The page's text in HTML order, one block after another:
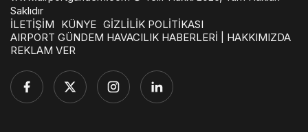
Saklıdır
İLETİŞİM
KÜNYE GİZLİLİK POLİTİKASI
AIRPORT GÜNDEM HAVACILIK HABERLERİ | HAKKIMIZDA
REKLAM VER